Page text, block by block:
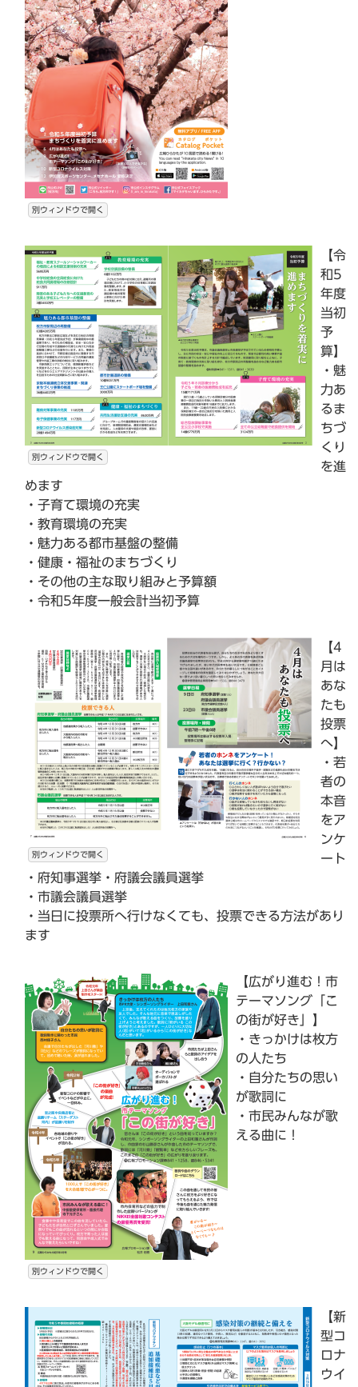
別ウィンドウで開く
別ウィンドウで開く
【令
和5
年度
当初
予
算】
・魅
力あ
るま
ちづ
くり
を進
めます
・子育て環境の充実
・教育環境の充実
・魅力ある都市基盤の整備
・健康・福祉のまちづくり
・その他の主な取り組みと予算額
・令和5年度一般会計当初予算
別ウィンドウで開く
【4
月は
あな
たも
投票
へ】
・若
者の
本音
をア
ンケ
ート
・府知事選挙・府議会議員選挙
・市議会議員選挙
・当日に投票所へ行けなくても、投票できる方法があり
ます
別ウィンドウで開く
【広がり進む！市
テーマソング「こ
の街が好き」】
・きっかけは枚方
の人たち
・自分たちの思い
が歌詞に
・市民みんなが歌
える曲に！
【新
型コ
ロナ
ウイ